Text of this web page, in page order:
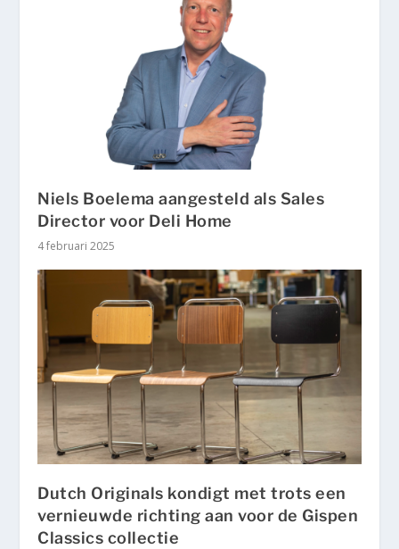
Niels Boelema aangesteld als Sales
Director voor Deli Home
4 februari 2025
Dutch Originals kondigt met trots een
vernieuwde richting aan voor de Gispen
Classics collectie